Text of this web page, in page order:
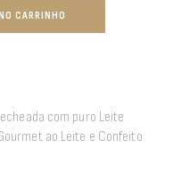
CARRINHO
com puro Leite
ao Leite e Confeito